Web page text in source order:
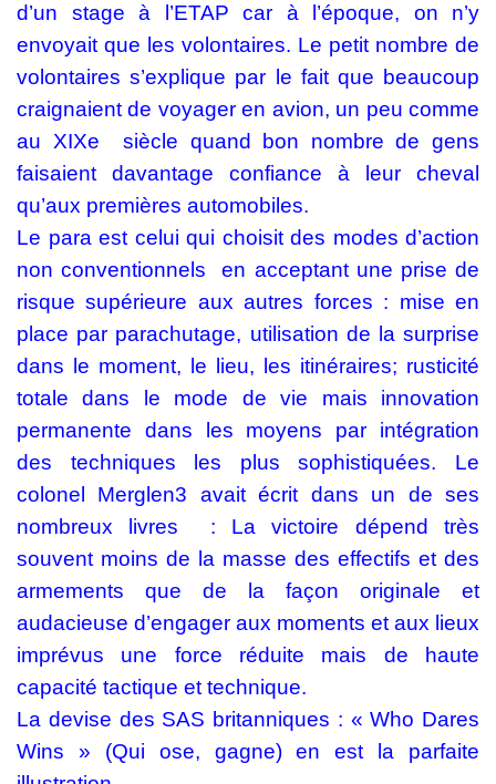
d’un stage à l’ETAP car à l’époque, on n’y
envoyait que les volontaires. Le petit nombre de
volontaires s’explique par le fait que beaucoup
craignaient de voyager en avion, un peu comme
au XIXe siècle quand bon nombre de gens
faisaient davantage confiance à leur cheval
qu’aux premières automobiles.
Le para est celui qui choisit des modes d’action
non conventionnels en acceptant une prise de
risque supérieure aux autres forces : mise en
place par parachutage, utilisation de la surprise
dans le moment, le lieu, les itinéraires; rusticité
totale dans le mode de vie mais innovation
permanente dans les moyens par intégration
des techniques les plus sophistiquées. Le
colonel Merglen3 avait écrit dans un de ses
nombreux livres : La victoire dépend très
souvent moins de la masse des effectifs et des
armements que de la façon originale et
audacieuse d’engager aux moments et aux lieux
imprévus une force réduite mais de haute
capacité tactique et technique.
La devise des SAS britanniques : « Who Dares
Wins » (Qui ose, gagne) en est la parfaite